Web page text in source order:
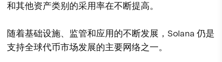
和其他资产类别的采用率在不断提高。
随着基础设施、监管和应用的不断发展，Solana 仍是
支持全球代币市场发展的主要网络之一。